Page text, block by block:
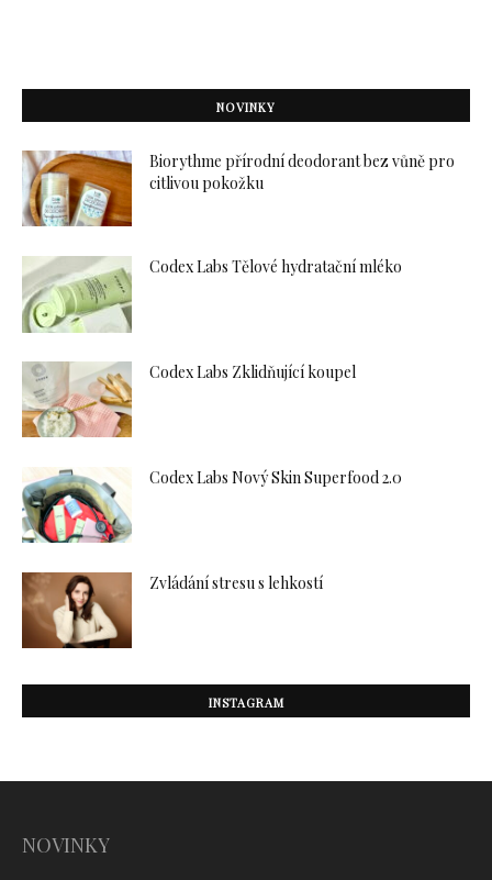
NOVINKY
Biorythme přírodní deodorant bez vůně pro
citlivou pokožku
Codex Labs Tělové hydratační mléko
Codex Labs Zklidňující koupel
Codex Labs Nový Skin Superfood 2.0
Zvládání stresu s lehkostí
INSTAGRAM
NOVINKY